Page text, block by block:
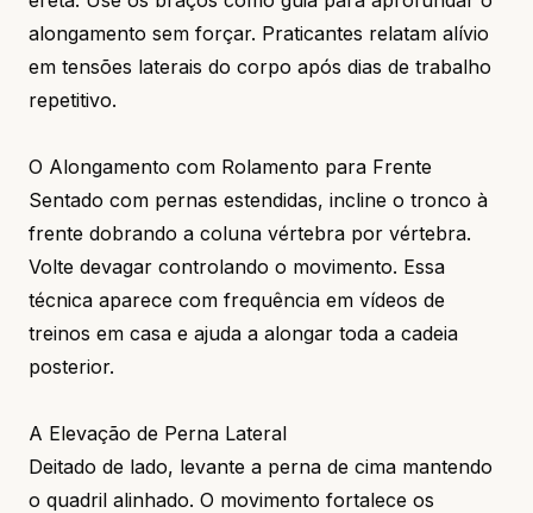
alongamento sem forçar. Praticantes relatam alívio
em tensões laterais do corpo após dias de trabalho
repetitivo.
O Alongamento com Rolamento para Frente
Sentado com pernas estendidas, incline o tronco à
frente dobrando a coluna vértebra por vértebra.
Volte devagar controlando o movimento. Essa
técnica aparece com frequência em vídeos de
treinos em casa e ajuda a alongar toda a cadeia
posterior.
A Elevação de Perna Lateral
Deitado de lado, levante a perna de cima mantendo
o quadril alinhado. O movimento fortalece os